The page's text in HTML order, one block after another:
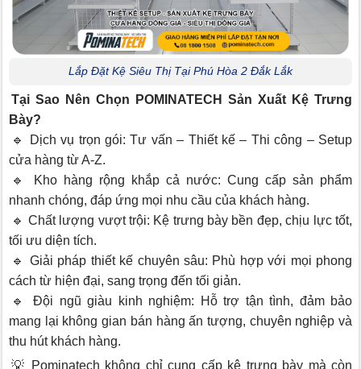
Lắp Đặt Kệ Siêu Thị Tại Phú Hòa 2 Đắk Lắk
Tại Sao Nên Chọn POMINATECH Sản Xuất Kệ Trưng
Bày?
🔹 Dịch vụ trọn gói: Tư vấn – Thiết kế – Thi công – Setup
cửa hàng từ A-Z.
🔹 Kho hàng rộng khắp cả nước: Cung cấp sản phẩm
nhanh chóng, đáp ứng mọi nhu cầu của khách hàng.
🔹 Chất lượng vượt trội: Kệ trưng bày bền đẹp, chịu lực tốt,
tối ưu diện tích.
🔹 Giải pháp thiết kế chuyên sâu: Phù hợp với mọi phong
cách từ hiện đại, sang trọng đến tối giản.
🔹 Đội ngũ giàu kinh nghiệm: Hỗ trợ tận tình, đảm bảo
mang lại không gian bán hàng ấn tượng, chuyên nghiệp và
thu hút khách hàng.
💡 Pominatech không chỉ cung cấp kệ trưng bày mà còn